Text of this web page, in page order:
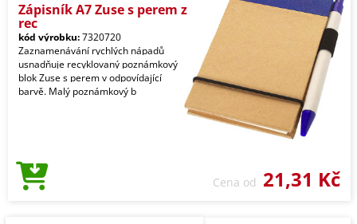
Zápisník A7 Zuse s perem z
rec
kód výrobku:7320720
Zaznamenávání rychlých nápadů
usnadňuje recyklovaný poznámkový
blok Zuse s perem v odpovídající
barvě. Malý poznámkový b
Cena od 21,31 Kč